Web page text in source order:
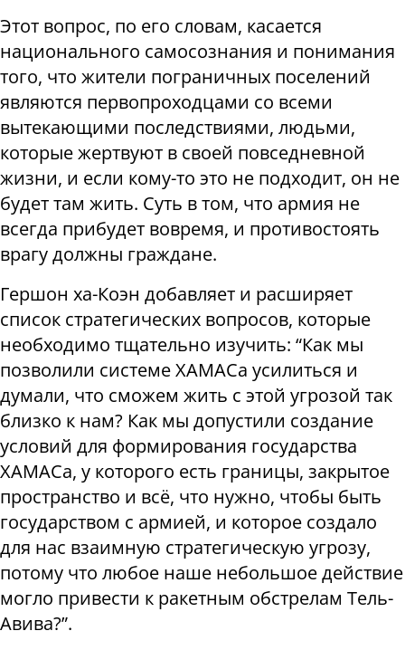
Этот вопрос, по его словам, касается
национального самосознания и понимания
того, что жители пограничных поселений
являются первопроходцами со всеми
вытекающими последствиями, людьми,
которые жертвуют в своей повседневной
жизни, и если кому-то это не подходит, он не
будет там жить. Суть в том, что армия не
всегда прибудет вовремя, и противостоять
врагу должны граждане.
Гершон ха-Коэн добавляет и расширяет
список стратегических вопросов, которые
необходимо тщательно изучить: “Как мы
позволили системе ХАМАСа усилиться и
думали, что сможем жить с этой угрозой так
близко к нам? Как мы допустили создание
условий для формирования государства
ХАМАСа, у которого есть границы, закрытое
пространство и всё, что нужно, чтобы быть
государством с армией, и которое создало
для нас взаимную стратегическую угрозу,
потому что любое наше небольшое действие
могло привести к ракетным обстрелам Тель-
Авива?”.